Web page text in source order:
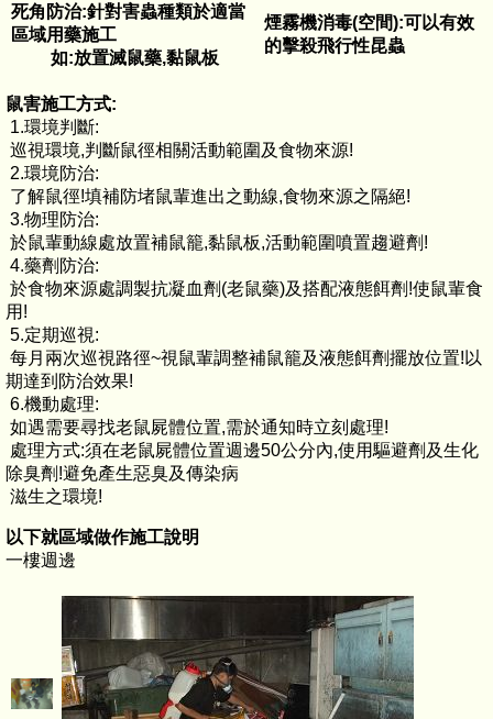
死角防治:針對害蟲種類於適當
區域用藥施工
如:放置滅鼠藥,黏鼠板
煙霧機消毒(空間):可以有效
的擊殺飛行性昆蟲
鼠害施工方式:
1.環境判斷:
巡視環境,判斷鼠徑相關活動範圍及食物來源!
2.環境防治:
了解鼠徑!填補防堵鼠輩進出之動線,食物來源之隔絕!
3.物理防治:
於鼠輩動線處放置補鼠籠,黏鼠板,活動範圍噴置趨避劑!
4.藥劑防治:
於食物來源處調製抗凝血劑(老鼠藥)及搭配液態餌劑!使鼠輩食
用!
5.定期巡視:
每月兩次巡視路徑~視鼠輩調整補鼠籠及液態餌劑擺放位置!以
期達到防治效果!
6.機動處理:
如遇需要尋找老鼠屍體位置,需於通知時立刻處理!
處理方式:須在老鼠屍體位置週邊50公分內,使用驅避劑及生化
除臭劑!避免產生惡臭及傳染病
滋生之環境!
以下就區域做作施工說明
一樓週邊